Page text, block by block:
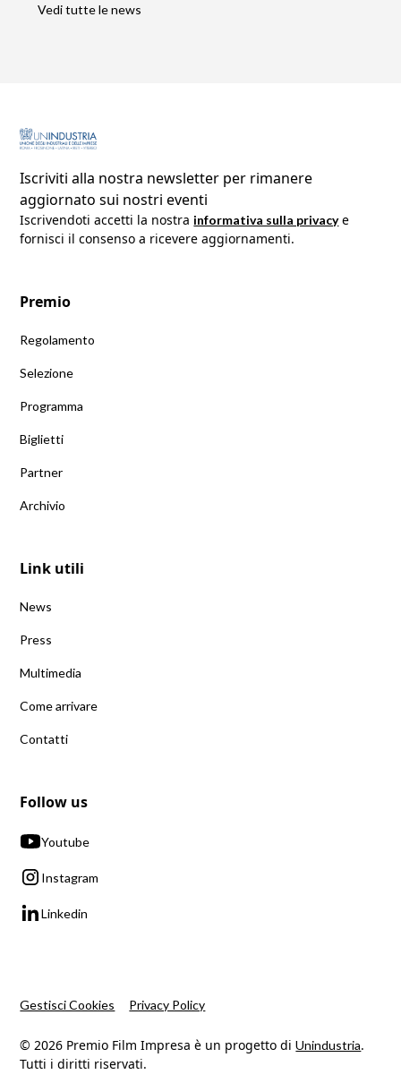
Vedi tutte le news
Iscriviti alla nostra newsletter per rimanere
aggiornato sui nostri eventi
Iscrivendoti accetti la nostra informativa sulla privacy e
fornisci il consenso a ricevere aggiornamenti.
Premio
Regolamento
Selezione
Programma
Biglietti
Partner
Archivio
Link utili
News
Press
Multimedia
Come arrivare
Contatti
Follow us
Youtube
Instagram
Linkedin
© 2026 Premio Film Impresa è un progetto diUnindustria.
Tutti i diritti riservati.
Gestisci Cookies Privacy Policy